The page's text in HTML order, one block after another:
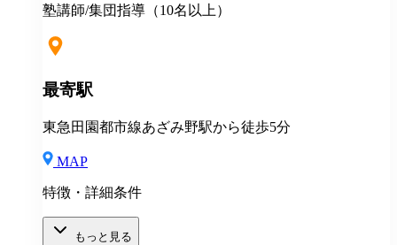
塾講師/集団指導（10名以上）
最寄駅
東急田園都市線あざみ野駅から徒歩5分
MAP
特徴・詳細条件
もっと見る